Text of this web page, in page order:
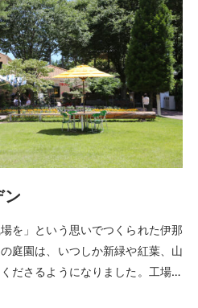
を」という思いでつくられた伊那
庭園は、いつしか新緑や紅葉、山
ださるようになりました。工場見
設もお楽しみ頂けます。敷地内に